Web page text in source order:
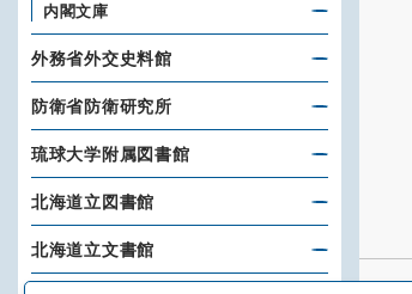
内閣文庫
外務省外交史料館
防衛省防衛研究所
琉球大学附属図書館
北海道立図書館
北海道立文書館